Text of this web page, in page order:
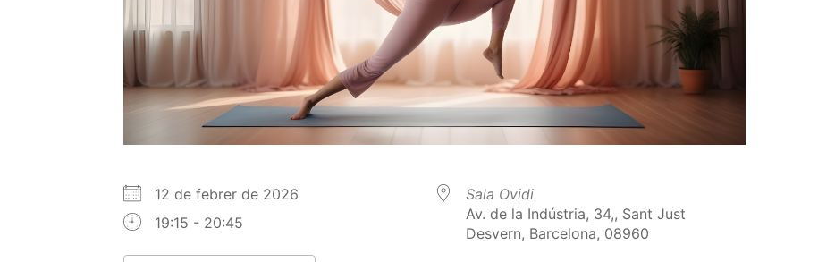
12 de febrer de 2026
19:15 - 20:45
Sala Ovidi
Av. de la Indústria, 34,, Sant Just
Desvern, Barcelona, 08960